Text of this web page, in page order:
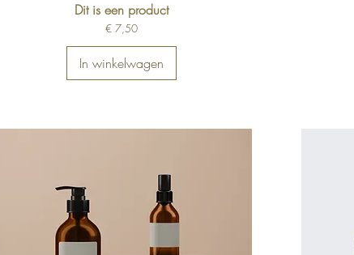
Dit is een product
Prijs
€ 7,50
In winkelwagen